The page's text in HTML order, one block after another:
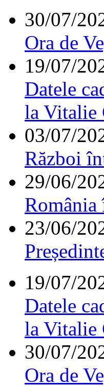
30/07/
Ora de
19/07/
Datele
la Vitalie
03/07/
Război
29/06/
România
23/06/
19/07/
Datele
la Vitalie
30/07/
Ora de